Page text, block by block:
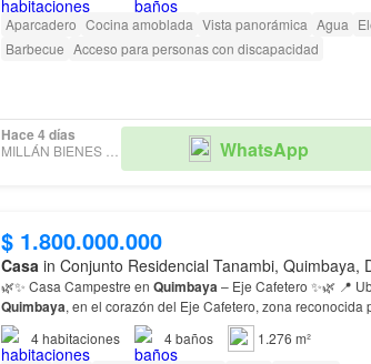
Aparcadero Cocina amoblada Vista panorámica Agua
Barbecue Acceso para personas con discapacidad
Hace 4 días
MILLÁN BIENES RAÍCES WhatsApp
$ 1.800.000.000
Casa in Conjunto Residencial Tanambi, Quimbaya,
🌿✨ Casa Campestre en Quimbaya– Eje Cafetero ✨🌿 📍
Quimbaya, en el corazón del Eje Cafetero, zona reconocida
Generales 🏡 Área dellote : 1.276 m² 🏗 Área construida…
4habitaciones 4baños
1.276 m²